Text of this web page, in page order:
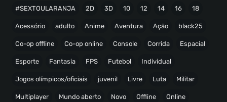
#SEXTOULARANJA 2D 3D 10 12 14 16 18
Acessório adulto Anime Aventura Ação black25
Co-op offline Co-op online Console Corrida Espacial
Esporte Fantasia FPS Futebol Individual
Jogos olímpicos/oficiais juvenil Livre Luta Militar
Multiplayer Mundo aberto Novo Offline Online